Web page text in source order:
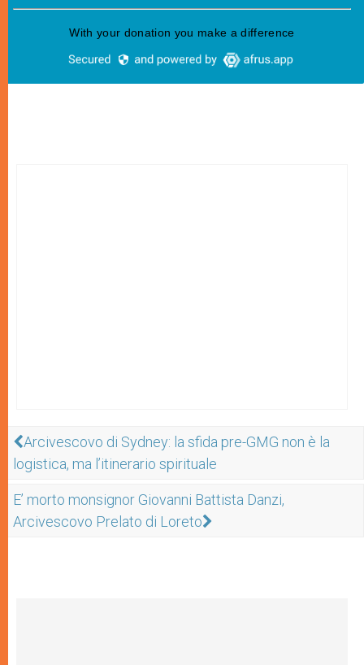
Arcivescovo di Sydney: la sfida pre-GMG non è la
logistica, ma l’itinerario spirituale
E’ morto monsignor Giovanni Battista Danzi,
Arcivescovo Prelato di Loreto